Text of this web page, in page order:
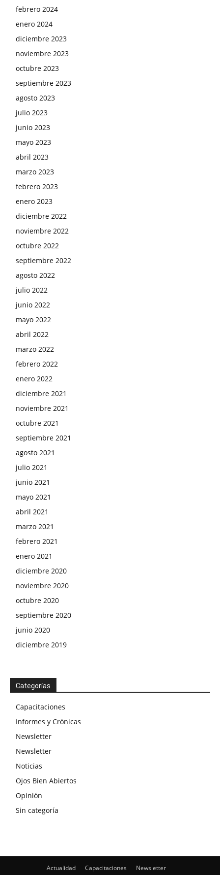
febrero 2024
enero 2024
diciembre 2023
noviembre 2023
octubre 2023
septiembre 2023
agosto 2023
julio 2023
junio 2023
mayo 2023
abril 2023
marzo 2023
febrero 2023
enero 2023
diciembre 2022
noviembre 2022
octubre 2022
septiembre 2022
agosto 2022
julio 2022
junio 2022
mayo 2022
abril 2022
marzo 2022
febrero 2022
enero 2022
diciembre 2021
noviembre 2021
octubre 2021
septiembre 2021
agosto 2021
julio 2021
junio 2021
mayo 2021
abril 2021
marzo 2021
febrero 2021
enero 2021
diciembre 2020
noviembre 2020
octubre 2020
septiembre 2020
junio 2020
diciembre 2019
Categorías
Capacitaciones
Informes y Crónicas
Newsletter
Newsletter
Noticias
Ojos Bien Abiertos
Opinión
Sin categoría
Actualidad Capacitaciones
Newsletter